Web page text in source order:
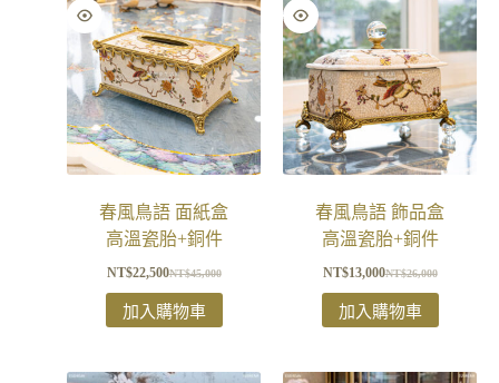
春風鳥語 面紙盒
高溫瓷胎+銅件
NT$45,000
NT$22,500
加入購物車
春風鳥語 飾品盒
高溫瓷胎+銅件
NT$26,000
NT$13,000
加入購物車